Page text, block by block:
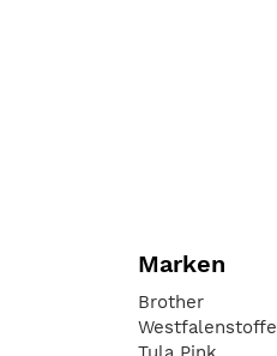
Marken
Brother
Westfalenstoffe